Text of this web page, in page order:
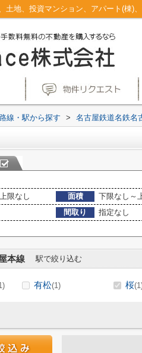
線・駅から探す > 名古屋鉄道名鉄名
限なし 面積 下限なし～
間取り
指定なし
本線 駅で絞り込む
有松(1) 桜